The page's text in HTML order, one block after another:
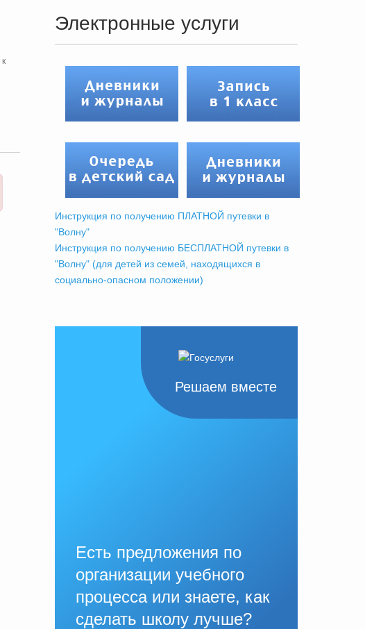
Электронные услуги
Инструкция по получению ПЛАТНОЙ путевки в
"Волну"
Инструкция по получению БЕСПЛАТНОЙ путевки в
"Волну" (для детей из семей, находящихся в
социально-опасном положении)
Решаем вместе
Есть предложения по
организации учебного
процесса или знаете, как
сделать школу лучше?